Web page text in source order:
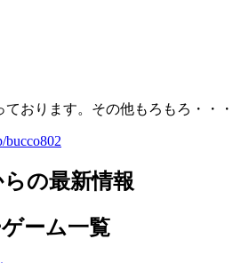
おります。その他もろもろ・・・
bucco802
の最新情報
ーム一覧